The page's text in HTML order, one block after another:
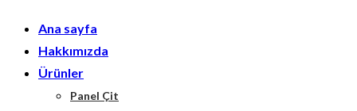
Ana sayfa
Hakkımızda
Ürünler
Panel Çit